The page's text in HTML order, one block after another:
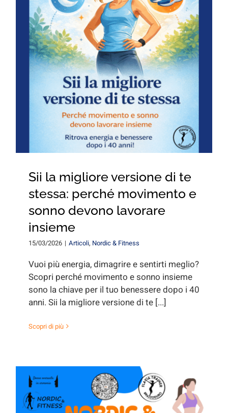
Sii la migliore versione di te
stessa: perché movimento e
sonno devono lavorare
insieme
15/03/2026 | Articoli, Nordic & Fitness
Vuoi più energia, dimagrire e sentirti meglio?
Scopri perché movimento e sonno insieme
sono la chiave per il tuo benessere dopo i 40
anni. Sii la migliore versione di te [...]
Scopri di più